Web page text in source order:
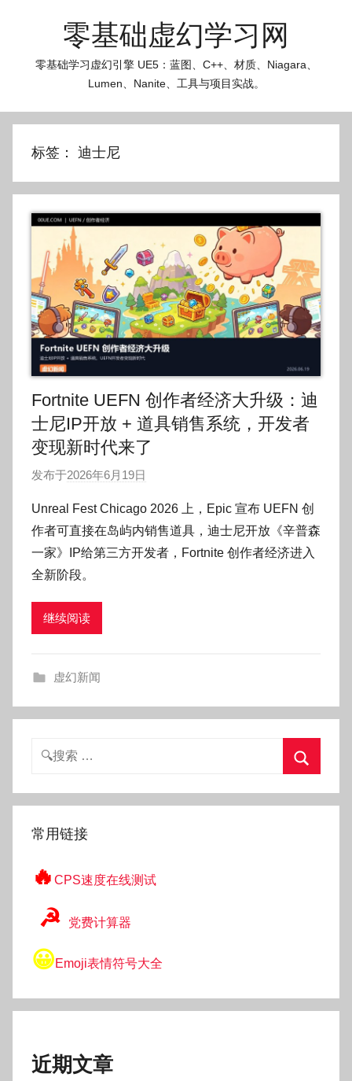
零基础虚幻学习网
零基础学习虚幻引擎 UE5：蓝图、C++、材质、Niagara、
Lumen、Nanite、工具与项目实战。
标签： 迪士尼
Fortnite UEFN 创作者经济大升级：迪
士尼IP开放 + 道具销售系统，开发者
变现新时代来了
发布于2026年6月19日
O
k
Unreal Fest Chicago 2026 上，Epic 宣布 UEFN 创
作者可直接在岛屿内销售道具，迪士尼开放《辛普森
一家》IP给第三方开发者，Fortnite 创作者经济进入
全新阶段。
继续阅读
虚幻新闻
搜
索
常用链接
🔥 CPS速度在线测试
☭ 党费计算器
😀Emoji表情符号大全
近期文章